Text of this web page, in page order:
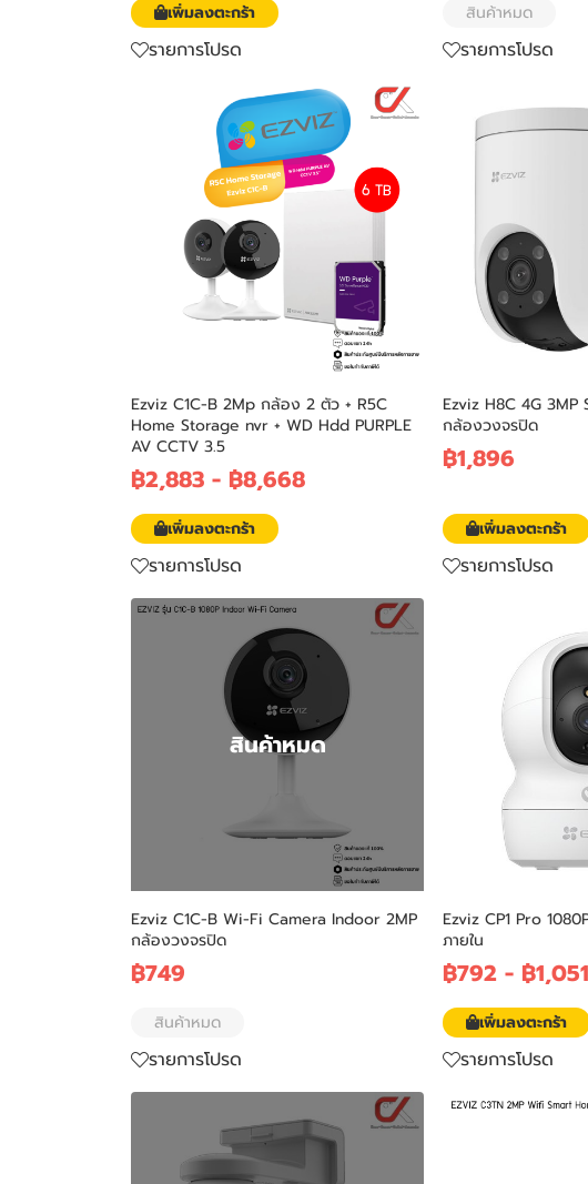
เพิ่มลงตะกร้า
รายการโปรด
สินค้าหมด
รายการโปรด
Ezviz C1C-B 2Mp กล้อง 2 ตัว + R5C
Home Storage nvr + WD Hdd PURPLE
AV CCTV 3.5
฿2,883 - ฿8,668
เพิ่มลงตะกร้า
รายการโปรด
Ezviz H8C 4G 3MP
กล้องวงจรปิด
฿1,896
เพิ่มลงตะกร้า
รายการโปรด
สินค้าหมด
Ezviz C1C-B Wi-Fi Camera Indoor 2MP
กล้องวงจรปิด
฿749
สินค้าหมด
รายการโปรด
Ezviz CP1 Pro
ภายใน
฿792 - ฿1,051
เพิ่มลงตะกร้า
รายการโปรด